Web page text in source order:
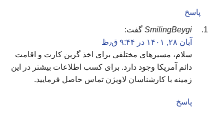
پاسخ
SmilingBeygi گفت:
آبان ۲۸, ۱۴۰۱ در ۹:۴۴ ق٫ظ
سلام، مسیرهای مختلفی برای اخذ گرین کارت و اقامت
دائم آمریکا وجود دارد. برای کسب اطلاعات بیشتر در این
زمینه با کارشناسان لاویژن تماس حاصل فرمایید.
پاسخ